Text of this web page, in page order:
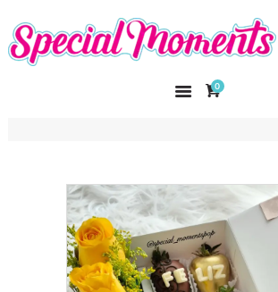
0
SPECIAL
El amor hecho arte
CURSOS
CONTACTO